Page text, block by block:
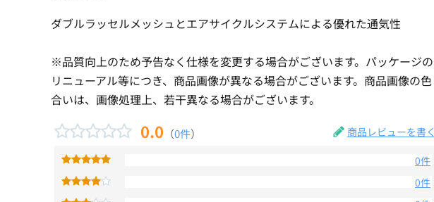
ダブルラッセルメッシュとエアサイクルシステムによる優れた通気性
※品質向上のため予告なく仕様を変更する場合がございます。パッケージの
リニューアル等につき、商品画像が異なる場合がございます。商品画像の色
合いは、画像処理上、若干異なる場合がございます。
0.0 （0件） 商品レビューを書く
0件
0件